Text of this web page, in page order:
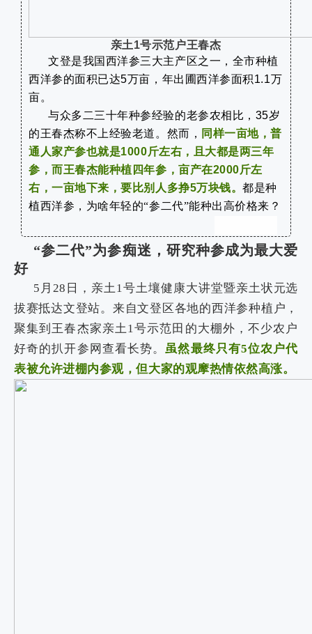
亲土1号示范户王春杰
文登是我国西洋参三大主产区之一，全市种植
西洋参的面积已达5万亩，年出圃西洋参面积1.1万
亩。
与众多二三十年种参经验的老参农相比， 35岁
的王春杰称不上经验老道。然而， 同样一亩地，普
通人家产参也就是1000斤左右，且大都是两三年
参，而王春杰能种植四年参，亩产在2000斤左
右，一亩地下来，要比别人多挣5万块钱。都是种
植西洋参，为啥年轻的“参二代”能种出高价格来？
“参二代”为参痴迷，研究种参成为最大爱
好
5月28日，亲土1号土壤健康大讲堂暨亲土状元选
拔赛抵达文登站。来自文登区各地的西洋参种植户，
聚集到王春杰家亲土1号示范田的大棚外，不少农户
好奇的扒开参网查看长势。虽然最终只有5位农户代
表被允许进棚内参观，但大家的观摩热情依然高涨。